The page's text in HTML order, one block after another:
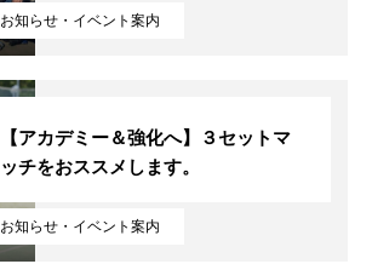
お知らせ・イベント案内
お知らせ・イベント案内
【アカデミー＆強化へ】３セットマ
ッチをおススメします。